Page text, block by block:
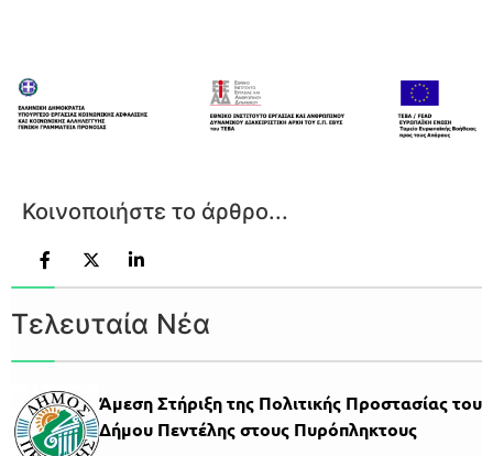
Κοινοποιήστε το άρθρο...
Τελευταία Νέα
Άμεση Στήριξη της Πολιτικής Προστασίας του
Δήμου Πεντέλης στους Πυρόπληκτους